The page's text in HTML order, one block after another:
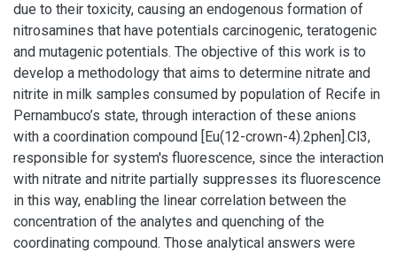
due to their toxicity, causing an endogenous formation of
nitrosamines that have potentials carcinogenic, teratogenic
and mutagenic potentials. The objective of this work is to
develop a methodology that aims to determine nitrate and
nitrite in milk samples consumed by population of Recife in
Pernambuco’s state, through interaction of these anions
with a coordination compound [Eu(12-crown-4).2phen].Cl3,
responsible for system's fluorescence, since the interaction
with nitrate and nitrite partially suppresses its fluorescence
in this way, enabling the linear correlation between the
concentration of the analytes and quenching of the
coordinating compound. Those analytical answers were